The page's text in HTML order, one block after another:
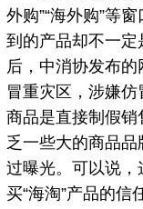
外购”“海外购”等
到的产品却不一定
后，中消协发布的
冒重灾区，涉嫌仿
商品是直接制假
乏一些大的商品
过曝光。可以说
买“海淘”产品的信